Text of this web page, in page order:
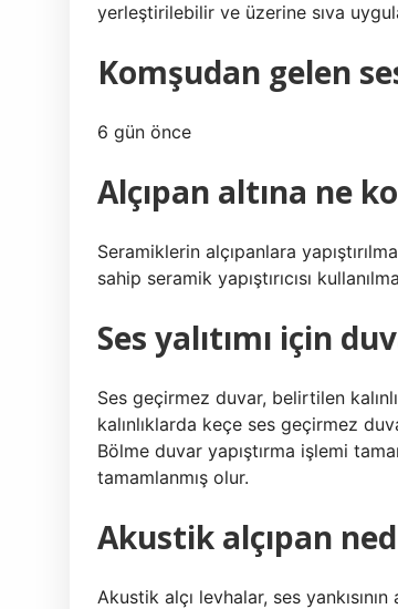
yerleştirilebilir ve üzerine sıva
Komşudan gelen
6 gün önce
Alçıpan altına ne
Seramiklerin alçıpanlara
sahip seramik yapıştırıcısı
Ses yalıtımı için
Ses geçirmez duvar, belirtilen
kalınlıklarda keçe ses geçirmez
Bölme duvar yapıştırma işlemi
tamamlanmış olur.
Akustik alçıpan
Akustik alçı levhalar, ses